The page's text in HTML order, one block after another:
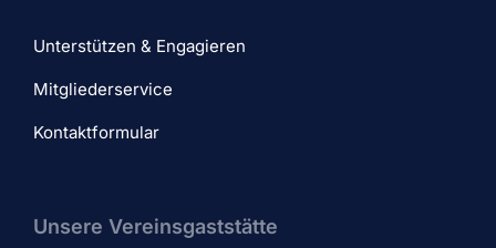
Unterstützen & Engagieren
Mitgliederservice
Kontaktformular
Unsere Vereinsgaststätte